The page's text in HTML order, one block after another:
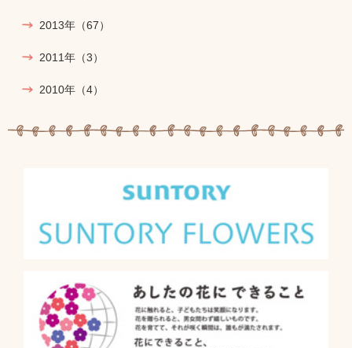
2013年 （67）
2011年 （3）
2010年 （4）